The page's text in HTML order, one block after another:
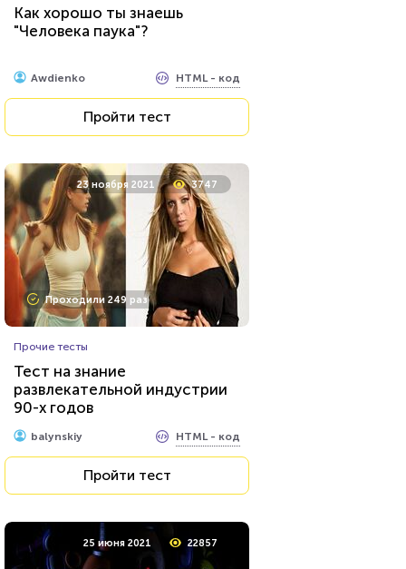
Как хорошо ты знаешь
"Человека паука"?
Awdienko HTML - код
Пройти тест
23 ноября 2021 3747
Проходили 249 раз
Прочие тесты
Тест на знание
развлекательной индустрии
90-х годов
balynskiy HTML - код
Пройти тест
25 июня 2021 22857